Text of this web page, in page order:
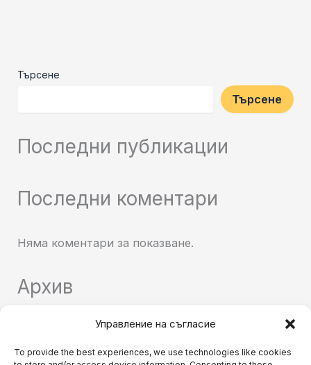
Управление на съгласие
To provide the best experiences, we use technologies like cookies
Търсене
Търсене
Последни публикации
Последни коментари
Няма коментари за показване.
Архив
Няма архиви за показване.